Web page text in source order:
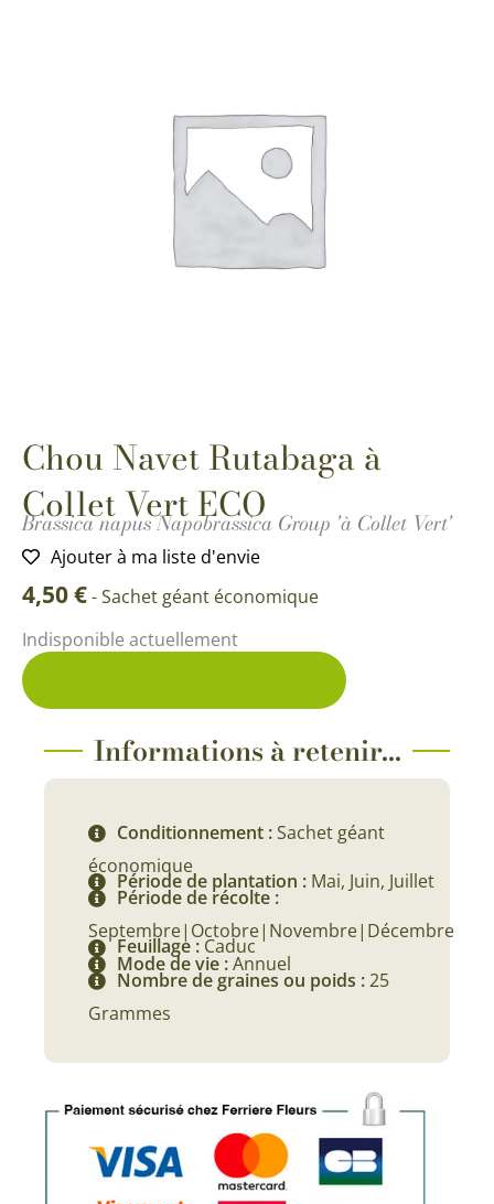
Chou Navet Rutabaga à
Collet Vert ECO
Brassica napus Napobrassica Group 'à Collet Vert'
Ajouter à ma liste d'envie
4,50€-Sachet géant économique
Indisponible actuellement
Informations à retenir...
Conditionnement :Sachet géant
économique
Période de plantation : Mai, Juin, Juillet
Période de récolte :
Septembre|Octobre|Novembre|Décembre
Feuillage : Caduc
Mode de vie :Annuel
Nombre de graines ou poids :25
Grammes